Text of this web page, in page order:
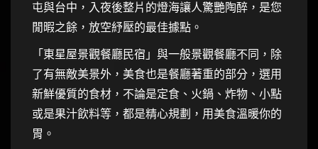
屯與台中，入夜後整片的燈海讓人驚艷陶醉，是您
閒暇之餘，放空紓壓的最佳據點。
「東星屋景觀餐廳民宿」與一般景觀餐廳不同，除
了有無敵美景外，美食也是餐廳著重的部分，選用
新鮮優質的食材，不論是定食、火鍋、炸物、小點
或是果汁飲料等，都是精心規劃，用美食溫暖你的
胃。